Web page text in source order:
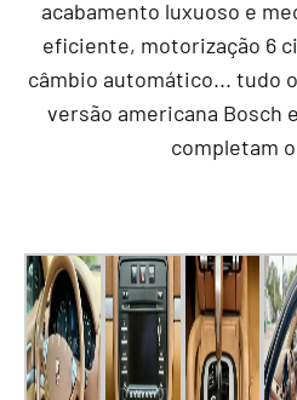
acabamento luxuoso e
eficiente, motorização 6
câmbio automático... tudo
versão americana Bosch
completam